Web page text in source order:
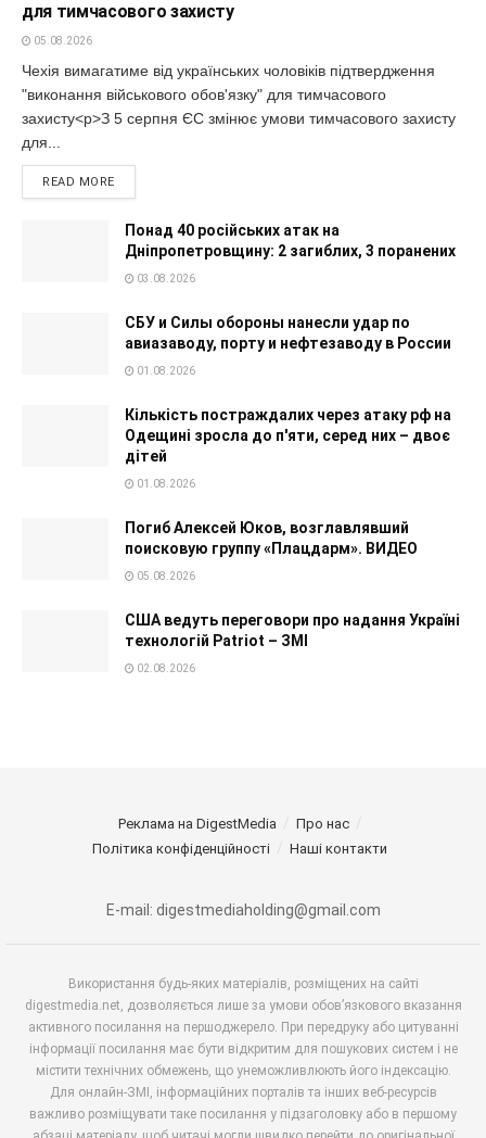
для тимчасового захисту
05.08.2026
Чехія вимагатиме від українських чоловіків підтвердження
"виконання військового обов'язку" для тимчасового
захисту<p>З 5 серпня ЄС змінює умови тимчасового захисту
для...
READ MORE
Понад 40 російських атак на
Дніпропетровщину: 2 загиблих, 3 поранених
03.08.2026
СБУ и Силы обороны нанесли удар по
авиазаводу, порту и нефтезаводу в России
01.08.2026
Кількість постраждалих через атаку рф на
Одещині зросла до п'яти, серед них – двоє
дітей
01.08.2026
Погиб Алексей Юков, возглавлявший
поисковую группу «Плацдарм». ВИДЕО
05.08.2026
США ведуть переговори про надання Україні
технологій Patriot – ЗМІ
02.08.2026
Реклама на DigestMedia
Про нас
Політика конфіденційності
Наші контакти
E-mail: digestmediaholding@gmail.com
Використання будь-яких матеріалів, розміщених на сайті
digestmedia.net, дозволяється лише за умови обов’язкового вказання
активного посилання на першоджерело. При передруку або цитуванні
інформації посилання має бути відкритим для пошукових систем і не
містити технічних обмежень, що унеможливлюють його індексацію.
Для онлайн-ЗМІ, інформаційних порталів та інших веб-ресурсів
важливо розміщувати таке посилання у підзаголовку або в першому